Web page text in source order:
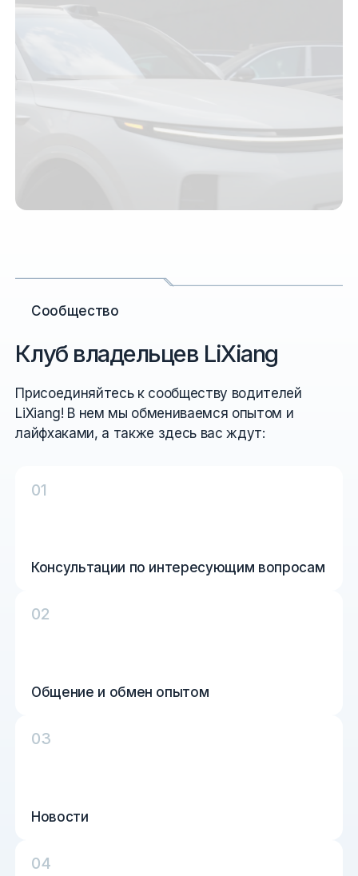
Сообщество
Клуб владельцев LiXiang
Присоединяйтесь к сообществу водителей
LiXiang! В нем мы обмениваемся опытом и
лайфхаками, а также здесь вас ждут:
01
Консультации по интересующим вопросам
02
Общение и обмен опытом
03
Новости
04